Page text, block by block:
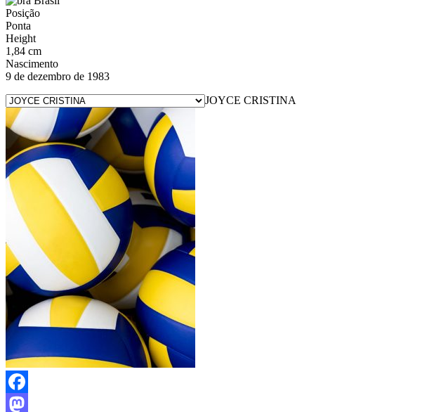
Posição
Ponta
Height
1,84 cm
Nascimento
9 de dezembro de 1983
JOYCE CRISTINA
Facebook